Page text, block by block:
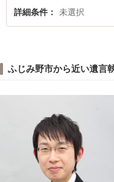
詳細条件 未選択
ふじみ野市から近い遺言